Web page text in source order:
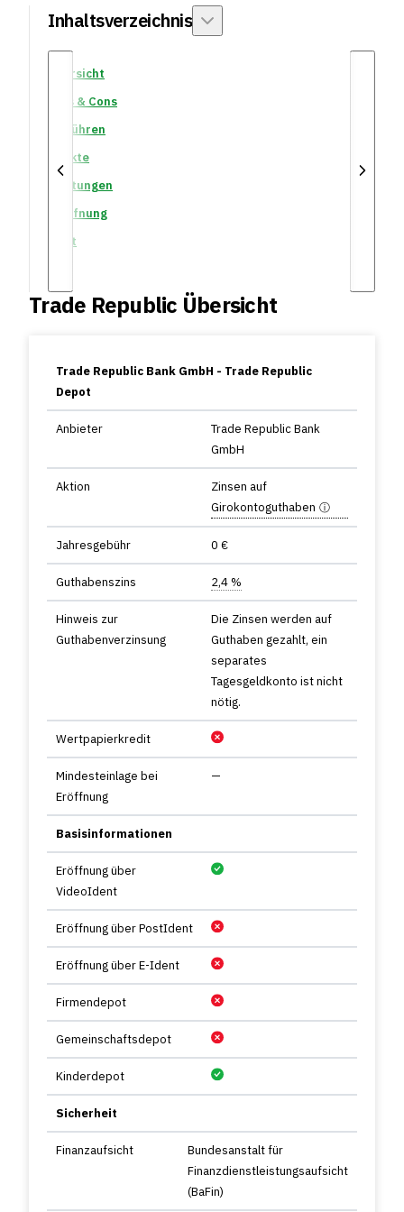
Inhaltsverzeichnis
Übersicht
Pros & Cons
Gebühren
Märkte
Leistungen
Eröffnung
Fazit
Trade Republic Übersicht
Trade Republic Bank GmbH - Trade Republic
Depot
Anbieter
Trade Republic Bank
GmbH
Aktion
Zinsen auf
Girokontoguthaben
Jahresgebühr 0 €
Guthabenszins 2,4 %
Hinweis zur
Guthabenverzinsung
Die Zinsen werden auf
Guthaben gezahlt, ein
separates
Tagesgeldkonto ist nicht
nötig.
Wertpapierkredit
Mindesteinlage bei
Eröffnung
—
Basisinformationen
Eröffnung über
VideoIdent
Eröffnung über PostIdent
Eröffnung über E-Ident
Firmendepot
Gemeinschaftsdepot
Kinderdepot
Sicherheit
Finanzaufsicht
Bundesanstalt für
Finanzdienstleistungsaufsicht
(BaFin)